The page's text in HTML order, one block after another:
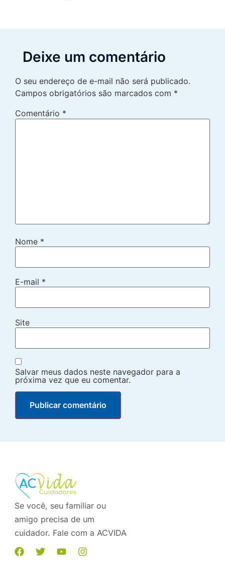
Deixe um comentário
O seu endereço de e-mail não será publicado.
Campos obrigatórios são marcados com *
Comentário *
Nome *
E-mail *
Site
Salvar meus dados neste navegador para a
próxima vez que eu comentar.
Se você, seu familiar ou
amigo precisa de um
cuidador. Fale com a ACVIDA